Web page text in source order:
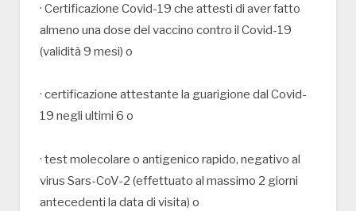
· Certificazione Covid-19 che attesti di aver fatto
almeno una dose del vaccino contro il Covid-19
(validità 9 mesi) o
· certificazione attestante la guarigione dal Covid-
19 negli ultimi 6 o
· test molecolare o antigenico rapido, negativo al
virus Sars-CoV-2 (effettuato al massimo 2 giorni
antecedenti la data di visita) o